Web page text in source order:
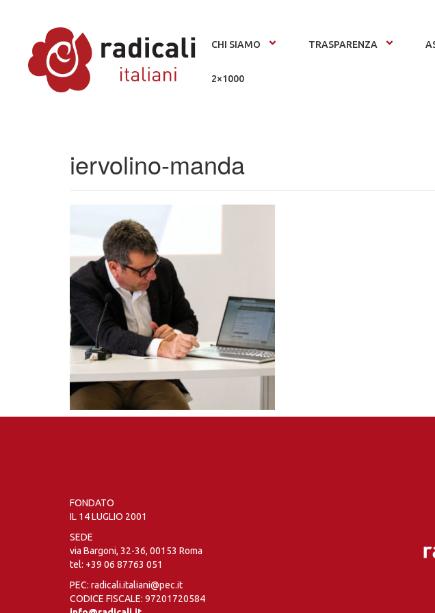
CHI SIAMO TRASPARENZA
2×1000
iervolino-manda
FONDATO
IL 14 LUGLIO 2001
SEDE
via Bargoni, 32-36, 00153 Roma
tel: +39 06 87763 051
PEC: radicali.italiani@pec.it
CODICE FISCALE: 97201720584